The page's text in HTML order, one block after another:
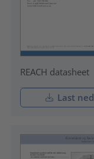
REACH datasheet
Last ned